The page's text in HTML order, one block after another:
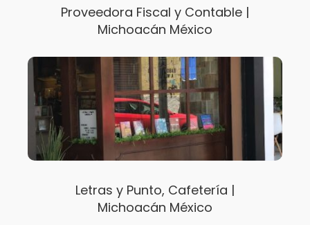
Proveedora Fiscal y Contable |
Michoacán México
Letras y Punto, Cafetería |
Michoacán México